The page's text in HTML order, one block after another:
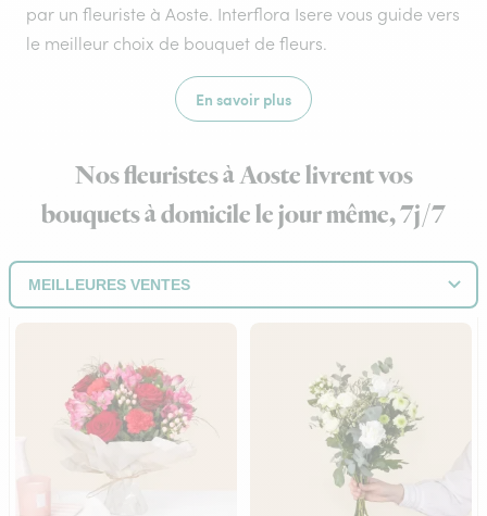
par un fleuriste à Aoste. Interflora Isere vous guide vers
le meilleur choix de bouquet de fleurs.
En savoir plus
Nos fleuristes à Aoste livrent vos
bouquets à domicile le jour même, 7j/7